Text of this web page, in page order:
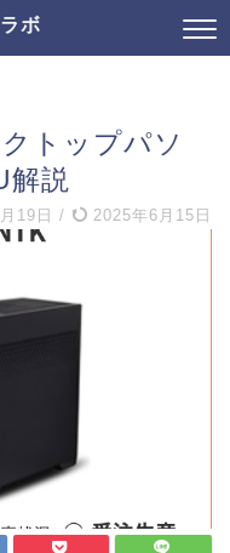
ボ
トップパソ
解説
19日 / 2025年6月15日